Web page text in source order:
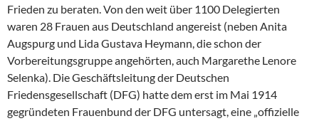
Frieden zu beraten. Von den weit über 1100 Delegierten
waren 28 Frauen aus Deutschland angereist (neben Anita
Augspurg und Lida Gustava Heymann, die schon der
Vorbereitungsgruppe angehörten, auch Margarethe Lenore
Selenka). Die Geschäftsleitung der Deutschen
Friedensgesellschaft (DFG) hatte dem erst im Mai 1914
gegründeten Frauenbund der DFG untersagt, eine „offizielle